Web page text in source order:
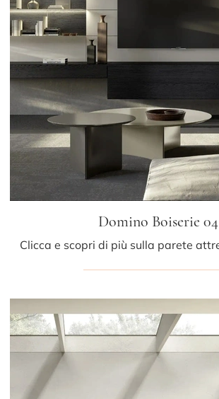
Domino Boiserie 04